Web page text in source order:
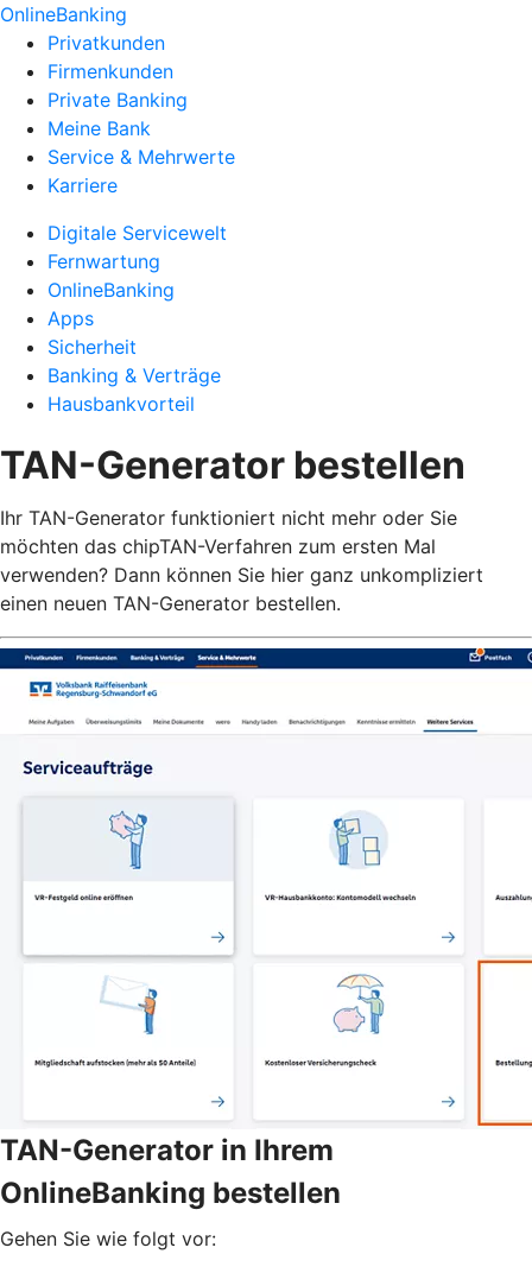
OnlineBanking
Privatkunden
Firmenkunden
Private Banking
Meine Bank
Service & Mehrwerte
Karriere
Digitale Servicewelt
Fernwartung
OnlineBanking
Apps
Sicherheit
Banking & Verträge
Hausbankvorteil
TAN-Generator bestellen
Ihr TAN-Generator funktioniert nicht mehr oder Sie
möchten das chipTAN-Verfahren zum ersten Mal
verwenden? Dann können Sie hier ganz unkompliziert
einen neuen TAN-Generator bestellen.
TAN-Generator in Ihrem
OnlineBanking bestellen
Gehen Sie wie folgt vor: